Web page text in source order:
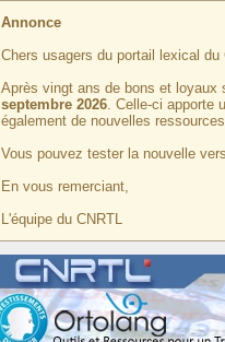
Annonce
Chers usagers du portail lexical du
Après vingt ans de bons et loyaux
septembre 2026. Celle-ci apporte
également de nouvelles
Vous pouvez tester la nouvelle
En vous remerciant,
L'équipe du CNRTL